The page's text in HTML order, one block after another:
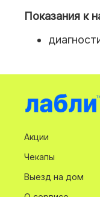
Показания к
Акции
Чекапы
Выезд на дом